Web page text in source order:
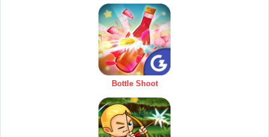
Bottle Shoot